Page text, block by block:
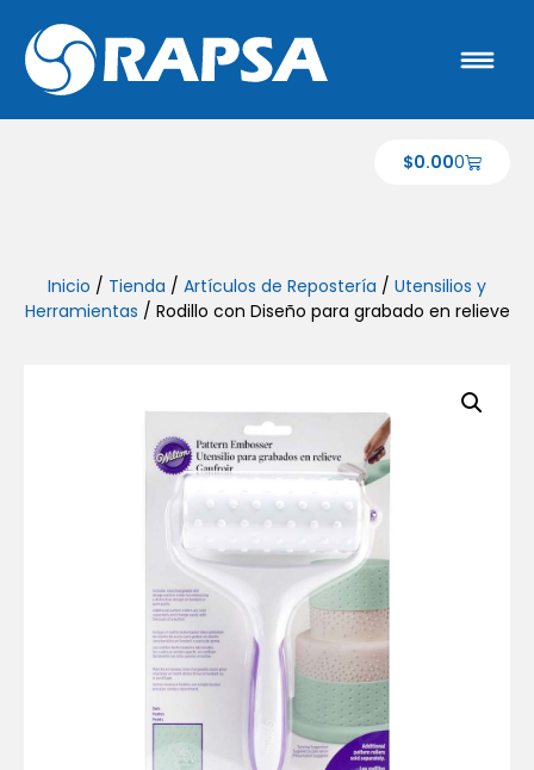
$0.000
Inicio / Tienda / Artículos de Repostería / Utensilios y
Herramientas / Rodillo con Diseño para grabado en relieve